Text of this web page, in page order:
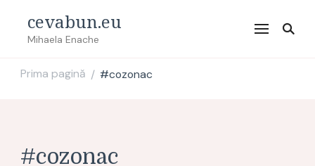
cevabun.eu
Mihaela Enache
Prima pagină / #cozonac
#cozonac